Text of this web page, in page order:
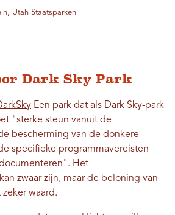
Utah Staatsparken
Dark Sky Park
Een park dat als Dark Sky-park
"sterke steun vanuit de
bescherming van de donkere
specifieke programmavereisten
Het
zwaar zijn, maar de beloning van
waard.